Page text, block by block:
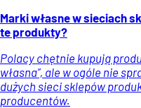
Marki własne w sieciach
te produkty?
Polacy chętnie kupują
własna”, ale w ogóle nie
dużych sieci sklepów
producentów.